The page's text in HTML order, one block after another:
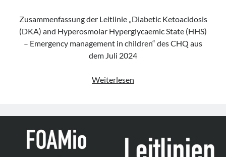
Zusammenfassung der Leitlinie „Diabetic Ketoacidosis
(DKA) and Hyperosmolar Hyperglycaemic State (HHS)
– Emergency management in children“ des CHQ aus
dem Juli 2024
Weiterlesen
(DKA)
Hyperosmolar
Hyperglycaemic